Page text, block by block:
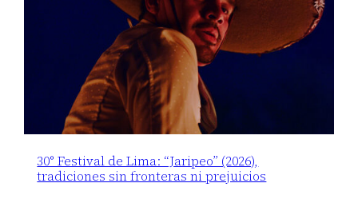
30° Festival de Lima: “Jaripeo” (2026),
tradiciones sin fronteras ni prejuicios